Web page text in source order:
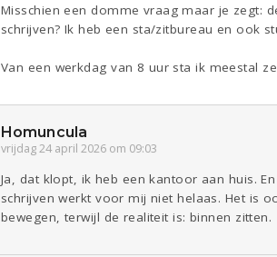
Misschien een domme vraag maar je zegt:
schrijven? Ik heb een sta/zitbureau en ook
Van een werkdag van 8 uur sta ik meestal
Homuncula
vrijdag 24 april 2026 om 09:03
Ja, dat klopt, ik heb een kantoor aan huis.
schrijven werkt voor mij niet helaas. Het is
bewegen, terwijl de realiteit is: binnen zitten.